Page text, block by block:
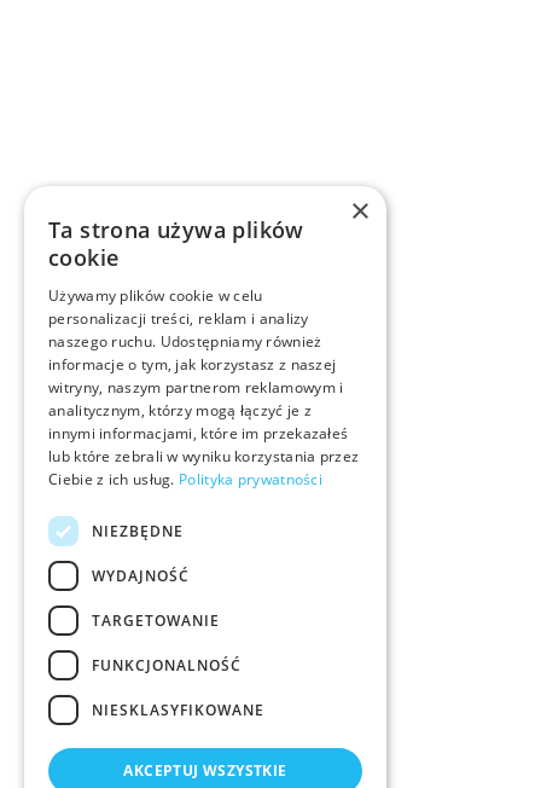
×
Ta strona używa plików
cookie
Używamy plików cookie w celu
personalizacji treści, reklam i analizy
naszego ruchu. Udostępniamy również
informacje o tym, jak korzystasz z naszej
witryny, naszym partnerom reklamowym i
analitycznym, którzy mogą łączyć je z
innymi informacjami, które im przekazałeś
lub które zebrali w wyniku korzystania przez
Ciebie z ich usług. Polityka prywatności
NIEZBĘDNE
WYDAJNOŚĆ
TARGETOWANIE
FUNKCJONALNOŚĆ
NIESKLASYFIKOWANE
AKCEPTUJ WSZYSTKIE